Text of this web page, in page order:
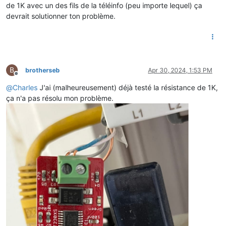
de 1K avec un des fils de la téléinfo (peu importe lequel) ça
devrait solutionner ton problème.
B
Offline
brotherseb Apr 30, 2024, 1:53 PM
@Charles J'ai (malheureusement) déjà testé la résistance de 1K,
ça n'a pas résolu mon problème.